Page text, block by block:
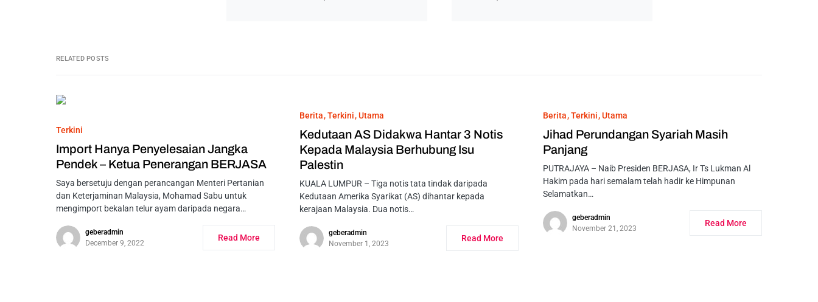
RELATED POSTS
Terkini
Import Hanya Penyelesaian Jangka
Pendek – Ketua Penerangan BERJASA
Saya bersetuju dengan perancangan Menteri Pertanian
dan Keterjaminan Malaysia, Mohamad Sabu untuk
mengimport bekalan telur ayam daripada negara…
geberadmin
December 9, 2022
Read More
Berita Terkini Utama
Kedutaan AS Didakwa Hantar 3 Notis
Kepada Malaysia Berhubung Isu
Palestin
KUALA LUMPUR – Tiga notis tata tindak daripada
Kedutaan Amerika Syarikat (AS) dihantar kepada
kerajaan Malaysia. Dua notis…
geberadmin
November 1, 2023
Read More
Berita Terkini Utama
Jihad Perundangan Syariah Masih
Panjang
PUTRAJAYA – Naib Presiden BERJASA, Ir Ts Lukman Al
Hakim pada hari semalam telah hadir ke Himpunan
Selamatkan…
geberadmin
November 21, 2023
Read More